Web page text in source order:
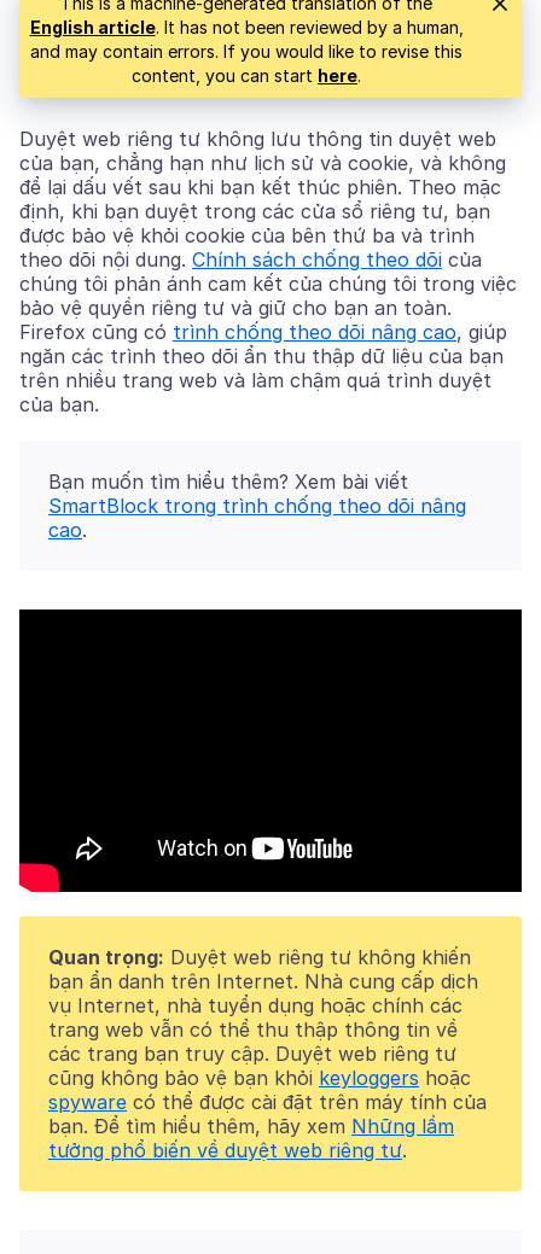
English article. It has not been reviewed by a human,
and may contain errors. If you would like to revise this
content, you can start here.
Duyệt web riêng tư không lưu thông tin duyệt web
của bạn, chẳng hạn như lịch sử và cookie, và không
để lại dấu vết sau khi bạn kết thúc phiên. Theo mặc
định, khi bạn duyệt trong các cửa sổ riêng tư, bạn
được bảo vệ khỏi cookie của bên thứ ba và trình
theo dõi nội dung. Chính sách chống theo dõi của
chúng tôi phản ánh cam kết của chúng tôi trong việc
bảo vệ quyền riêng tư và giữ cho bạn an toàn.
Firefox cũng có trình chống theo dõi nâng cao, giúp
ngăn các trình theo dõi ẩn thu thập dữ liệu của bạn
trên nhiều trang web và làm chậm quá trình duyệt
của bạn.
Bạn muốn tìm hiểu thêm? Xem bài viết
SmartBlock trong trình chống theo dõi nâng
cao.
Quan trọng: Duyệt web riêng tư không khiến
bạn ẩn danh trên Internet. Nhà cung cấp dịch
vụ Internet, nhà tuyển dụng hoặc chính các
trang web vẫn có thể thu thập thông tin về
các trang bạn truy cập. Duyệt web riêng tư
cũng không bảo vệ bạn khỏi keyloggers hoặc
spyware có thể được cài đặt trên máy tính của
bạn. Để tìm hiểu thêm, hãy xem Những lầm
tưởng phổ biến về duyệt web riêng tư.